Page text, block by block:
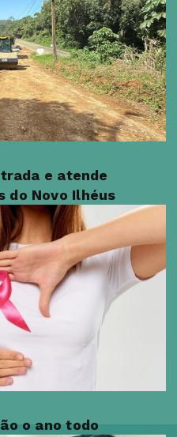
e atende
do Novo Ilhéus
o ano todo